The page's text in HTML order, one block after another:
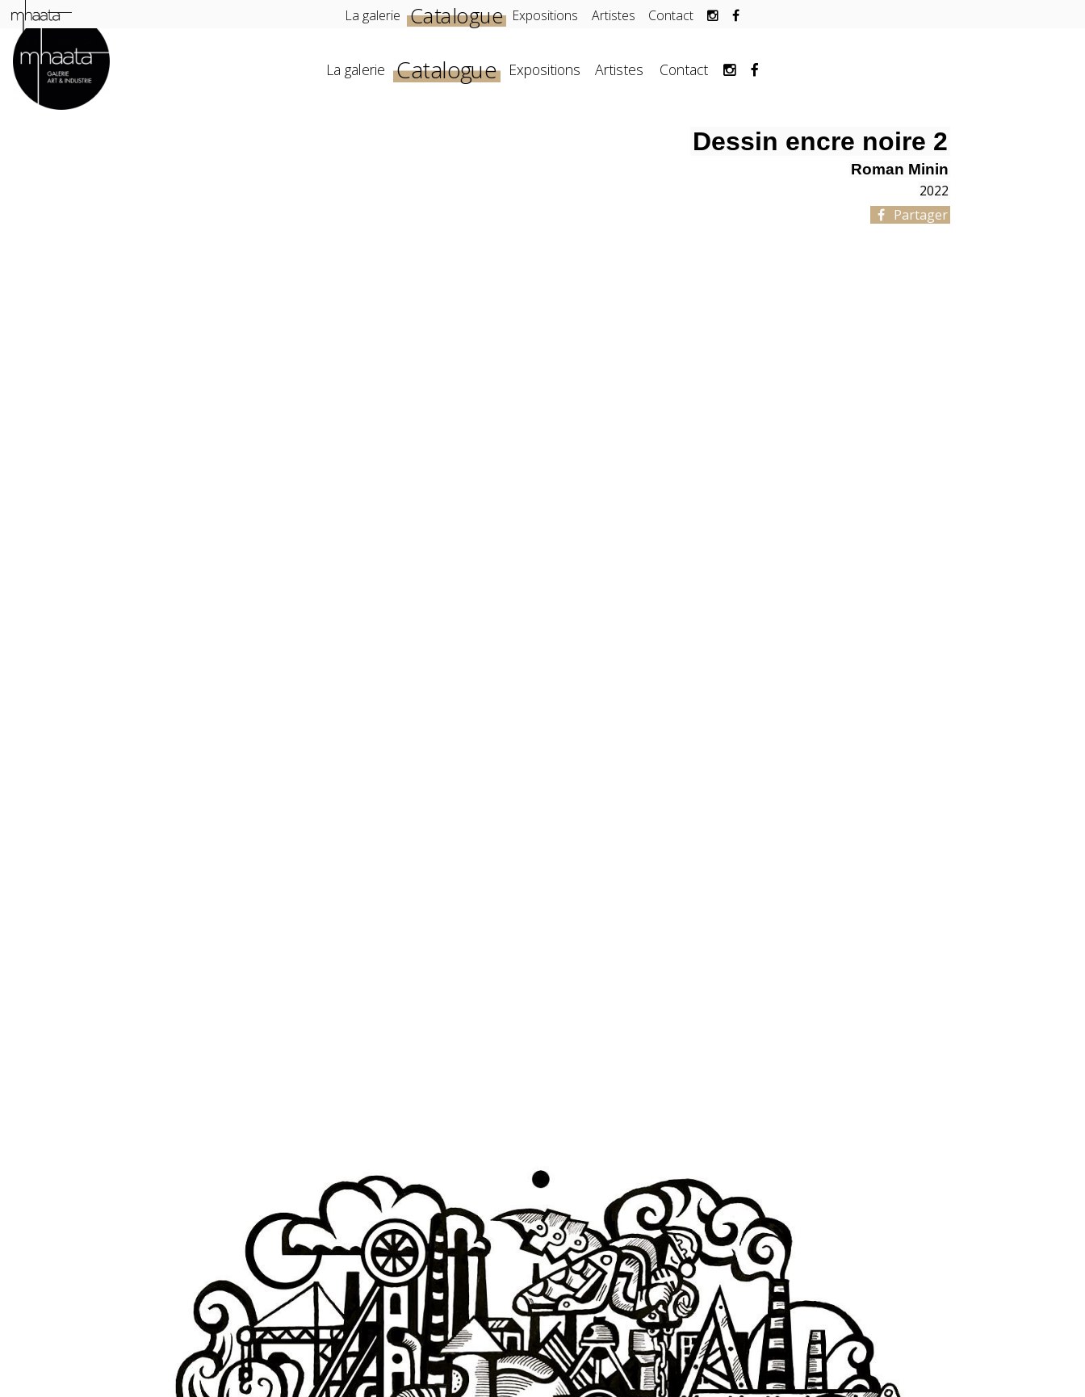
La galerie Catalogue Expositions Artistes Contact
La galerie Catalogue Expositions Artistes Contact
Dessin encre noire 2
Roman Minin
2022
Partager